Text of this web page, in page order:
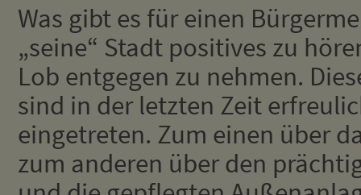
Was gibt es für einen
„seine“ Stadt positives zu
Lob entgegen zu nehmen.
sind in der letzten Zeit
eingetreten. Zum einen über
zum anderen über den